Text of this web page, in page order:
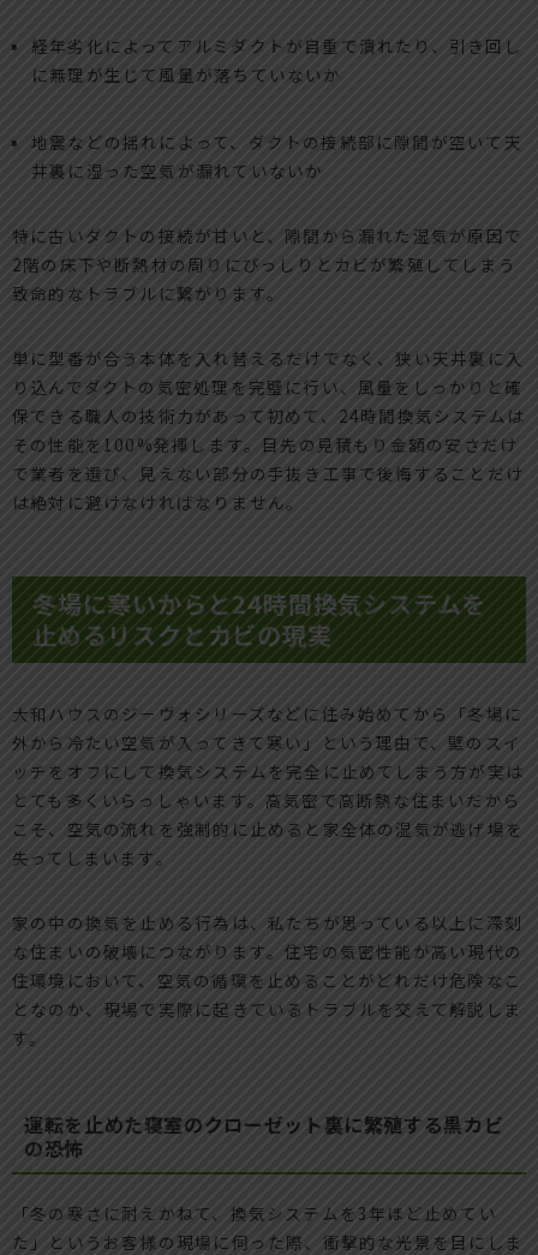
経年劣化によってアルミダクトが自重で潰れたり、引き回し
に無理が生じて風量が落ちていないか
地震などの揺れによって、ダクトの接続部に隙間が空いて天
井裏に湿った空気が漏れていないか
特に古いダクトの接続が甘いと、隙間から漏れた湿気が原因で
2階の床下や断熱材の周りにびっしりとカビが繁殖してしまう
致命的なトラブルに繋がります。
単に型番が合う本体を入れ替えるだけでなく、狭い天井裏に入
り込んでダクトの気密処理を完璧に行い、風量をしっかりと確
保できる職人の技術力があって初めて、24時間換気システムは
その性能を100%発揮します。目先の見積もり金額の安さだけ
で業者を選び、見えない部分の手抜き工事で後悔することだけ
は絶対に避けなければなりません。
冬場に寒いからと24時間換気システムを
止めるリスクとカビの現実
大和ハウスのジーヴォシリーズなどに住み始めてから「冬場に
外から冷たい空気が入ってきて寒い」という理由で、壁のスイ
ッチをオフにして換気システムを完全に止めてしまう方が実は
とても多くいらっしゃいます。高気密で高断熱な住まいだから
こそ、空気の流れを強制的に止めると家全体の湿気が逃げ場を
失ってしまいます。
家の中の換気を止める行為は、私たちが思っている以上に深刻
な住まいの破壊につながります。住宅の気密性能が高い現代の
住環境において、空気の循環を止めることがどれだけ危険なこ
となのか、現場で実際に起きているトラブルを交えて解説しま
す。
運転を止めた寝室のクローゼット裏に繁殖する黒カビ
の恐怖
「冬の寒さに耐えかねて、換気システムを3年ほど止めてい
た」というお客様の現場に伺った際、衝撃的な光景を目にしま